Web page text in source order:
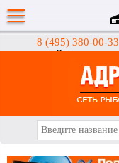
8 (495) 380-00-33
Интернет-магазин